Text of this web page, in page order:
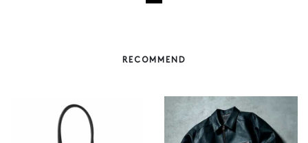
RECOMMEND